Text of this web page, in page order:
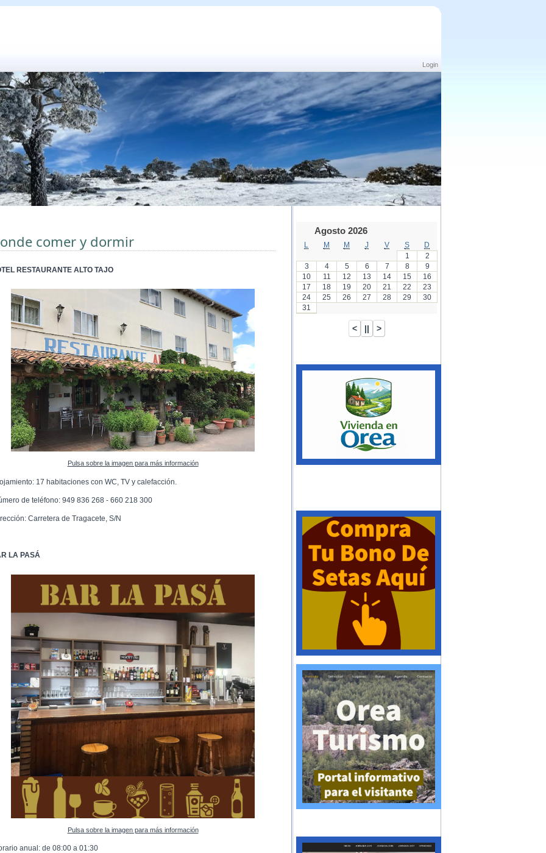
Login
comer y dormir
RESTAURANTE ALTO TAJO
Pulsa sobre la imagen para más información
17 habitaciones con WC, TV y calefacción.
de teléfono: 949 836 268 - 660 218 300
Carretera de Tragacete, S/N
LA PASÁ
Pulsa sobre la imagen para más información
anual: de 08:00 a 01:30
Agosto 2026
M M J V S
D
1
2
3
4 5 6 7 8
9
10
11 12 13 14 15
16
17
18 19 20 21 22
23
24
25 26 27 28 29
30
31